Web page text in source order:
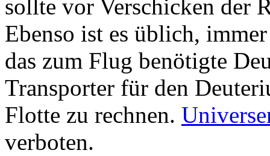
sollte vor Verschicken der
Ebenso ist es üblich,
das zum Flug benötigte
Transporter für den
Flotte zu rechnen.
verboten.